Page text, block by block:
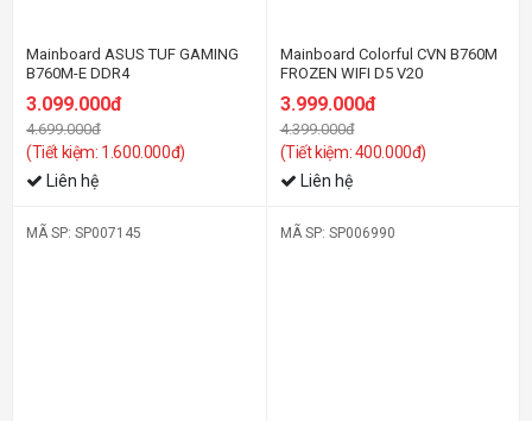
Mainboard ASUS TUF GAMING
B760M-E DDR4
3.099.000đ
4.699.000đ
(Tiết kiệm: 1.600.000đ)
Liên hệ
Mainboard Colorful CVN B760M
FROZEN WIFI D5 V20
3.999.000đ
4.399.000đ
(Tiết kiệm: 400.000đ)
Liên hệ
MÃ SP: SP007145 MÃ SP: SP006990